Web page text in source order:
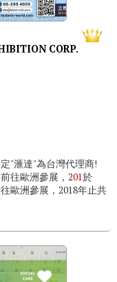
CORP.
"滙達"為台灣代理商!
往歐洲參展，201於
歐洲參展，2018年止共
螺絲、五金展...